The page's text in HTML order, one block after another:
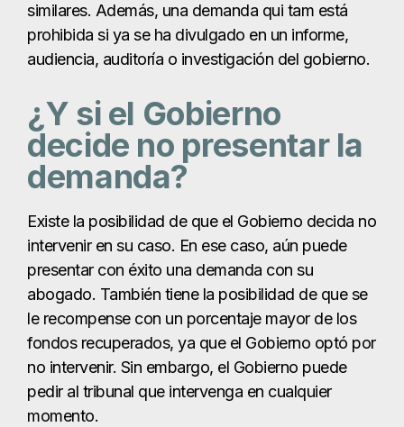
similares. Además, una demanda qui tam está
prohibida si ya se ha divulgado en un informe,
audiencia, auditoría o investigación del gobierno.
¿Y si el Gobierno
decide no presentar la
demanda?
Existe la posibilidad de que el Gobierno decida no
intervenir en su caso. En ese caso, aún puede
presentar con éxito una demanda con su
abogado. También tiene la posibilidad de que se
le recompense con un porcentaje mayor de los
fondos recuperados, ya que el Gobierno optó por
no intervenir. Sin embargo, el Gobierno puede
pedir al tribunal que intervenga en cualquier
momento.